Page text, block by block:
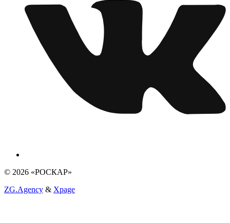
© 2026 «РОСКАР»
ZG.Agency & Xpage